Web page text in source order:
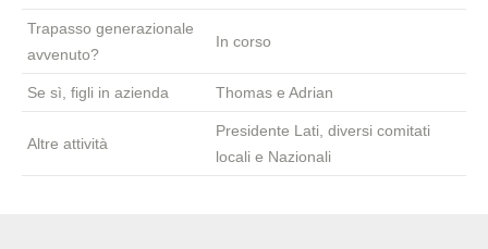
Trapasso generazionale
avvenuto?
In corso
Se sì, figli in azienda Thomas e Adrian
Altre attività
Presidente Lati, diversi comitati
locali e Nazionali